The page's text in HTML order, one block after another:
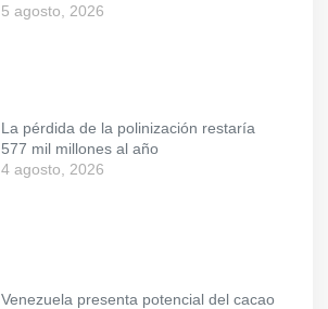
5 agosto, 2026
La pérdida de la polinización restaría
577 mil millones al año
4 agosto, 2026
Venezuela presenta potencial del cacao